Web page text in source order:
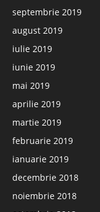
septembrie 2019
august 2019
iulie 2019
iunie 2019
mai 2019
aprilie 2019
martie 2019
februarie 2019
ianuarie 2019
decembrie 2018
noiembrie 2018